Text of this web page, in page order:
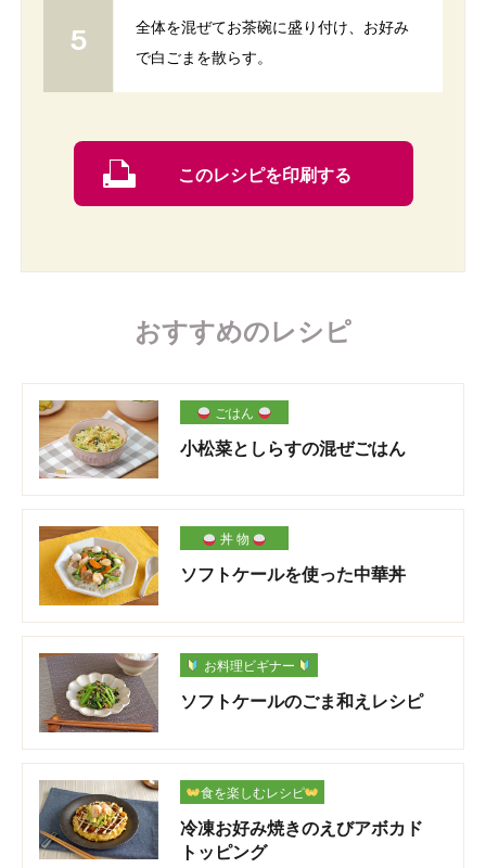
全体を混ぜてお茶碗に盛り付け、お好み
で白ごまを散らす。
このレシピを印刷する
おすすめのレシピ
ごはん
小松菜としらすの混ぜごはん
丼 物
ソフトケールを使った中華丼
お料理ビギナー
ソフトケールのごま和えレシピ
食を楽しむレシピ
冷凍お好み焼きのえびアボカド
トッピング